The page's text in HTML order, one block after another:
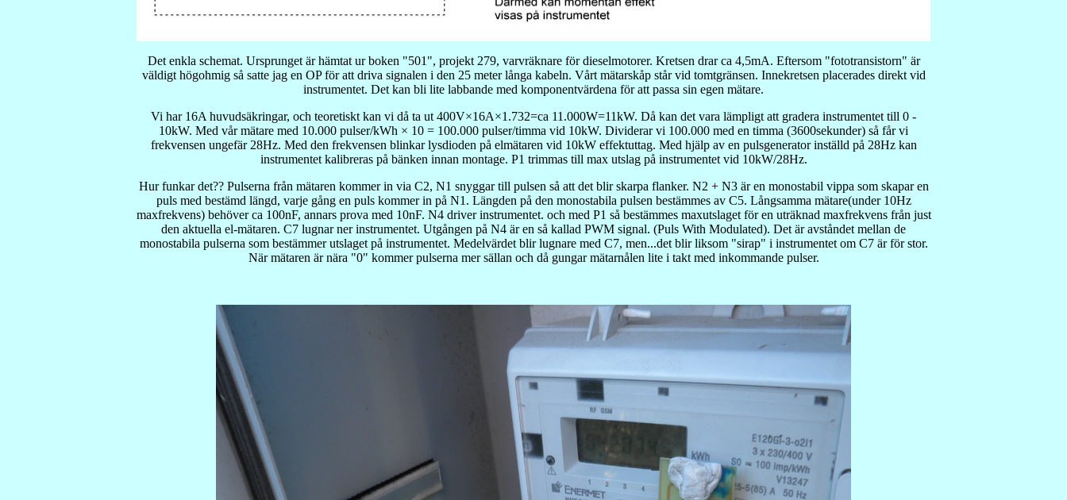
Det enkla schemat. Ursprunget är hämtat ur boken "501", projekt 279, varvräknare för dieselmotorer. Kretsen drar ca 4,5mA. Eftersom "fototransistorn" är
väldigt högohmig så satte jag en OP för att driva signalen i den 25 meter långa kabeln. Vårt mätarskåp står vid tomtgränsen. Innekretsen placerades direkt vid
instrumentet. Det kan bli lite labbande med komponentvärdena för att passa sin egen mätare.
Vi har 16A huvudsäkringar, och teoretiskt kan vi då ta ut 400V×16A×1.732=ca 11.000W=11kW. Då kan det vara lämpligt att gradera instrumentet till 0 -
10kW. Med vår mätare med 10.000 pulser/kWh × 10 = 100.000 pulser/timma vid 10kW. Dividerar vi 100.000 med en timma (3600sekunder) så får vi
frekvensen ungefär 28Hz. Med den frekvensen blinkar lysdioden på elmätaren vid 10kW effektuttag. Med hjälp av en pulsgenerator inställd på 28Hz kan
instrumentet kalibreras på bänken innan montage. P1 trimmas till max utslag på instrumentet vid 10kW/28Hz.
Hur funkar det?? Pulserna från mätaren kommer in via C2, N1 snyggar till pulsen så att det blir skarpa flanker. N2 + N3 är en monostabil vippa som skapar en
puls med bestämd längd, varje gång en puls kommer in på N1. Längden på den monostabila pulsen bestämmes av C5. Långsamma mätare(under 10Hz
maxfrekvens) behöver ca 100nF, annars prova med 10nF. N4 driver instrumentet. och med P1 så bestämmes maxutslaget för en uträknad maxfrekvens från just
den aktuella el-mätaren. C7 lugnar ner instrumentet. Utgången på N4 är en så kallad PWM signal. (Puls With Modulated). Det är avståndet mellan de
monostabila pulserna som bestämmer utslaget på instrumentet. Medelvärdet blir lugnare med C7, men...det blir liksom "sirap" i instrumentet om C7 är för stor.
När mätaren är nära "0" kommer pulserna mer sällan och då gungar mätarnålen lite i takt med inkommande pulser.